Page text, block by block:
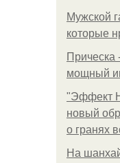
Мужской
которые
Прическа
мощный
"Эффект
новый
о гранях
На